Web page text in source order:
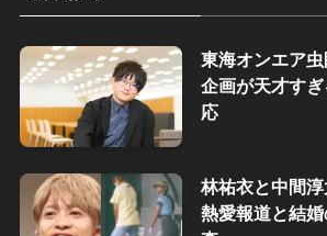
東海オンエア
企画が天才す
応
林祐衣と中間淳
熱愛報道と結